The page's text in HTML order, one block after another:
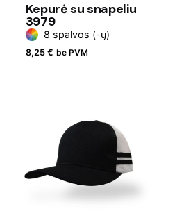
Kepurė su snapeliu
3979
8 spalvos (-ų)
8,25 € be PVM